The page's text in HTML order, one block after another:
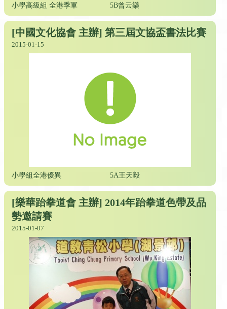
小學高級組 全港季軍 5B曾云樂
[中國文化協會 主辦] 第三屆文協盃書法比賽
2015-01-15
小學組全港優異 5A王天毅
[樂華跆拳道會 主辦] 2014年跆拳道色帶及品
勢邀請賽
2015-01-07